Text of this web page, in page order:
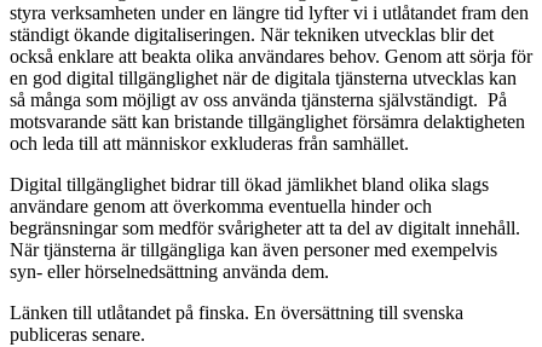
styra verksamheten under en längre tid lyfter vi i utlåtandet fram den
ständigt ökande digitaliseringen. När tekniken utvecklas blir det
också enklare att beakta olika användares behov. Genom att sörja för
en god digital tillgänglighet när de digitala tjänsterna utvecklas kan
så många som möjligt av oss använda tjänsterna självständigt. På
motsvarande sätt kan bristande tillgänglighet försämra delaktigheten
och leda till att människor exkluderas från samhället.
Digital tillgänglighet bidrar till ökad jämlikhet bland olika slags
användare genom att överkomma eventuella hinder och
begränsningar som medför svårigheter att ta del av digitalt innehåll.
När tjänsterna är tillgängliga kan även personer med exempelvis
syn- eller hörselnedsättning använda dem.
Länken till utlåtandet på finska. En översättning till svenska
publiceras senare.